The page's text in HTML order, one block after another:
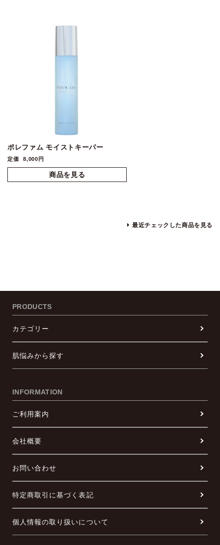
ポレファム モイストキーパー
定価 8,000円
最近チェックした商品を見る
PRODUCTS
カテゴリー
肌悩みから探す
INFORMATION
ご利用案内
会社概要
お問い合わせ
特定商取引に基づく表記
個人情報の取り扱いについて